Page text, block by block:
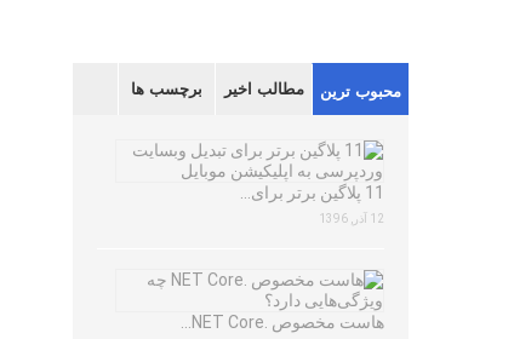
محبوب ترین مطالب اخیر برچسب ها
11 پلاگین برتر برای…
12 آذر, 1396
هاست مخصوص .NET Core…